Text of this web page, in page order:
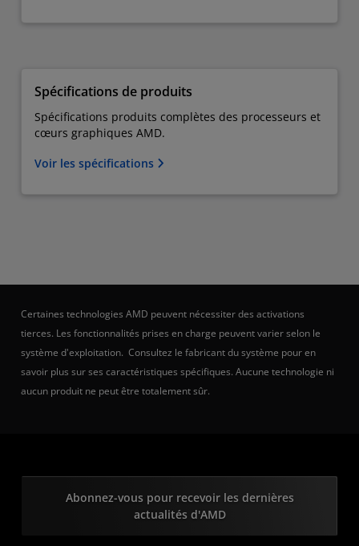
Spécifications de produits
Spécifications produits complètes des processeurs et
cœurs graphiques AMD.
Voir les spécifications
Certaines technologies AMD peuvent nécessiter des activations
tierces. Les fonctionnalités prises en charge peuvent varier selon le
système d'exploitation. Consultez le fabricant du système pour en
savoir plus sur ses caractéristiques spécifiques. Aucune technologie ni
aucun produit ne peut être totalement sûr.
Abonnez-vous pour recevoir les dernières
actualités d'AMD